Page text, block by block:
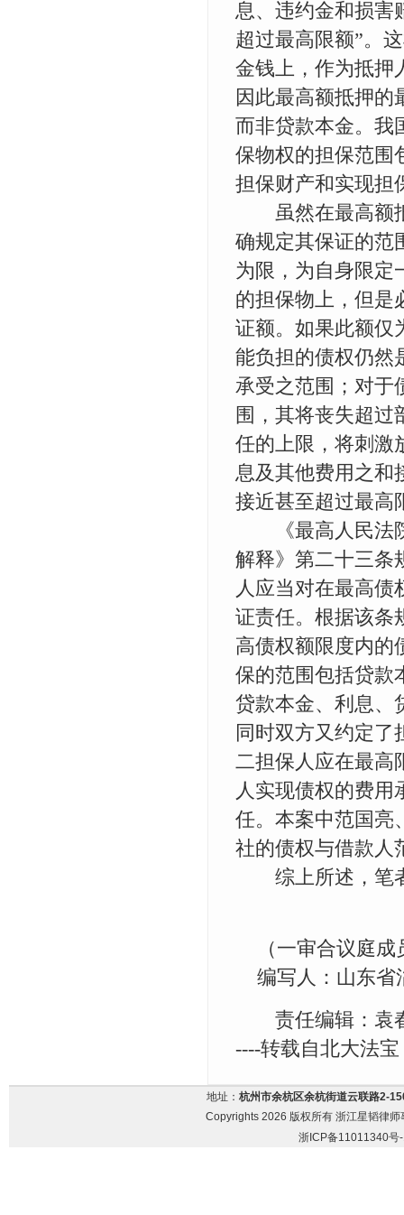
息、违约金和损害
超过最高限额”。
金钱上，作为抵押
因此最高额抵押的
而非贷款本金。我
保物权的担保范围
担保财产和实现担
虽然在最高额抵
确规定其保证的范
为限，为自身限定
的担保物上，但是
证额。如果此额仅
能负担的债权仍然
承受之范围；对于
围，其将丧失超过
任的上限，将刺激
息及其他费用之和
接近甚至超过最高
《最高人民法院
解释》第二十三条
人应当对在最高债
证责任。根据该条
高债权额限度内的
保的范围包括贷款
贷款本金、利息、
同时双方又约定了
二担保人应在最高
人实现债权的费用
任。本案中范国亮
社的债权与借款人
综上所述，笔
（一审合议庭成
编写人：山东省
责任编辑：袁
----转载自北大法宝
地址： 杭州市余杭区余杭街道云联路2-
Copyrights 2026 版权所有 浙江星韬律
浙ICP备11011340号